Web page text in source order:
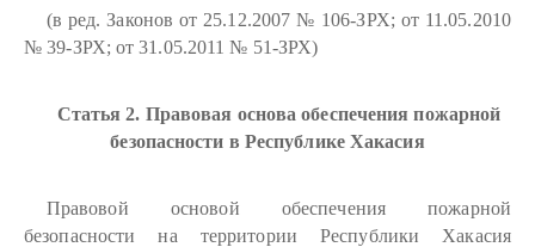
(в ред. Законов от 25.12.2007 № 106-ЗРХ; от 11.05.2010
№ 39-ЗРХ; от 31.05.2011 № 51-ЗРХ)
Статья 2. Правовая основа обеспечения пожарной
безопасности в Республике Хакасия
Правовой основой обеспечения пожарной
безопасности на территории Республики Хакасия